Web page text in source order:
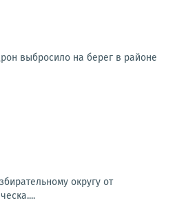
выбросило на берег в районе
округу от